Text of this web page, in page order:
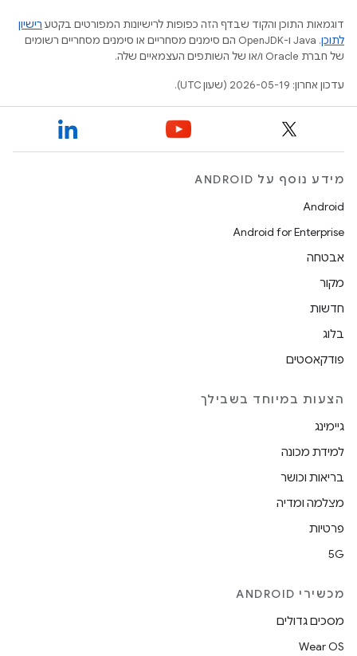
דוגמאות התוכן והקוד שבדף הזה כפופות לרישיונות המפורטים בקטע רישיון
לתוכן
.‏ Java ו-OpenJDK הם סימנים מסחריים או סימנים מסחריים רשומים
של חברת Oracle ו/או של השותפים העצמאיים שלה.
עדכון אחרון: 2026-05-19 (שעון UTC).
מידע נוסף על ANDROID
Android
Android for Enterprise
אבטחה
מקור
חדשות
בלוג
פודקאסטים
הצעות במיוחד בשבילך
גיימינג
למידת מכונה
בריאות וכושר
מצלמה ומדיה
פרטיות
5G
מכשירי ANDROID
מסכים גדולים
Wear OS